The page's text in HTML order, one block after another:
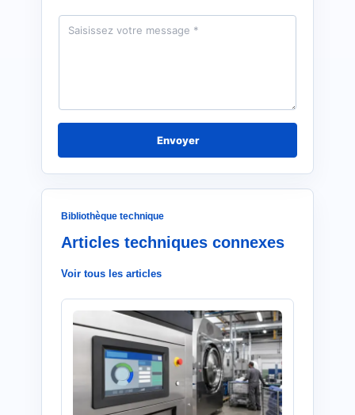
i
M
*
Envoyer
Bibliothèque technique
Articles techniques connexes
Voir tous les articles